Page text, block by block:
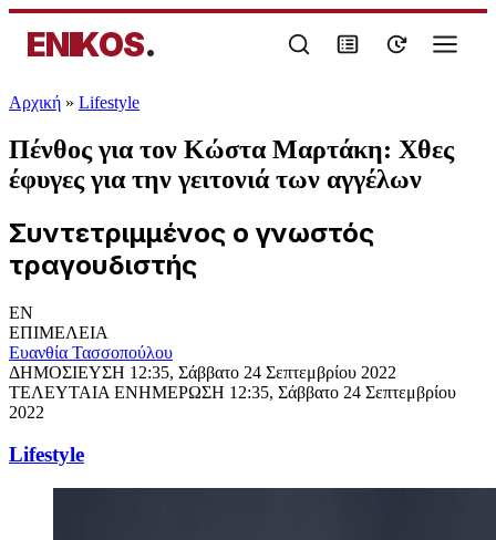
ENIKOS.
Αρχική » Lifestyle
Πένθος για τον Κώστα Μαρτάκη: Χθες
έφυγες για την γειτονιά των αγγέλων
Συντετριμμένος ο γνωστός
τραγουδιστής
EN
ΕΠΙΜΕΛΕΙΑ
Ευανθία Τασσοπούλου
ΔΗΜΟΣΙΕΥΣΗ 12:35, Σάββατο 24 Σεπτεμβρίου 2022
ΤΕΛΕΥΤΑΙΑ ΕΝΗΜΕΡΩΣΗ 12:35, Σάββατο 24 Σεπτεμβρίου
2022
Lifestyle